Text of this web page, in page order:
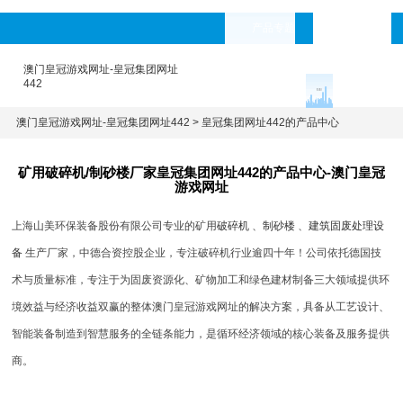
澳门皇冠游戏网址-皇冠集团网址
442
澳门皇冠游戏网址-皇冠集团网址442 > 皇冠集团网址442的产品中心
矿用破碎机/制砂楼厂家皇冠集团网址442的产品中心-澳门皇冠
游戏网址
上海山美环保装备股份有限公司专业的矿用破碎机 、制砂楼 、建筑固废处理设
备生产厂家，中德合资控股企业，专注破碎机行业逾四十年！公司依托德国技
术与质量标准，专注于为固废资源化、矿物加工和绿色建材制备三大领域提供环
境效益与经济收益双赢的整体澳门皇冠游戏网址的解决方案，具备从工艺设计、
智能装备制造到智慧服务的全链条能力，是循环经济领域的核心装备及服务提供
商。